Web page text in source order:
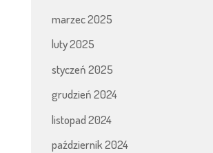
marzec 2025
luty 2025
styczeń 2025
grudzień 2024
listopad 2024
październik 2024